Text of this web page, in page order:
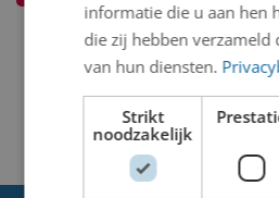
informatie die u aan hen
die zij hebben
van hun diensten.
Strikt
noodzakelijk